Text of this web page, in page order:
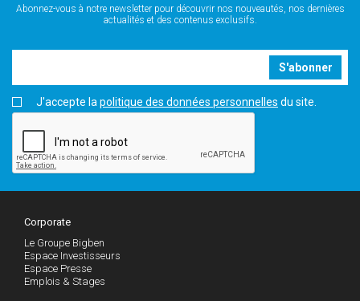
Abonnez-vous à notre newsletter pour découvrir nos nouveautés, nos dernières
actualités et des contenus exclusifs.
S'abonner
J'accepte la politique des données personnelles du site.
Corporate
Le Groupe Bigben
Espace Investisseurs
Espace Presse
Emplois & Stages